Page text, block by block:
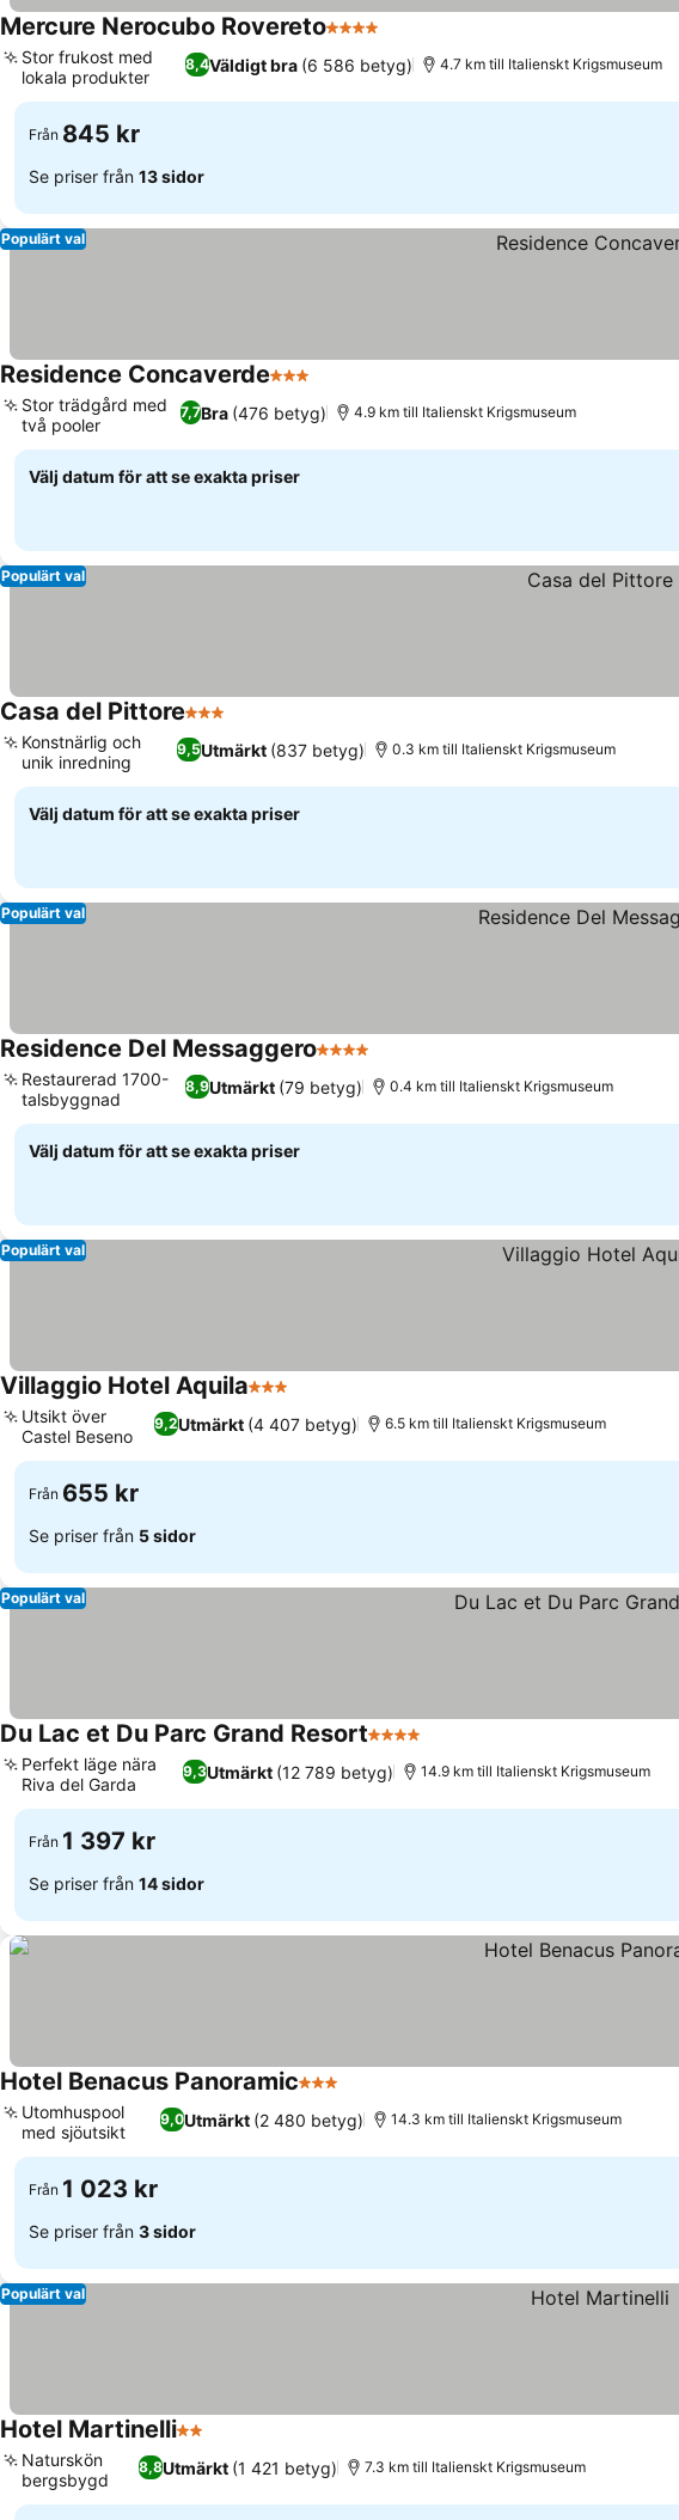
Mercure Nerocubo Rovereto4 Stjärnor
8,4Väldigt bra (6 586 betyg)
Stor frukost med
lokala produkter
4.7 km till Italienskt Krigsmuseum
Från 845 kr
Se priser från 13 sidor
Populärt val
Residence Concaverde3 Stjärnor
7,7Bra (476 betyg)
Stor trädgård med
två pooler
4.9 km till Italienskt Krigsmuseum
Välj datum för att se exakta priser
Populärt val
Casa del Pittore3 Stjärnor
9,5Utmärkt (837 betyg)
Konstnärlig och
unik inredning
0.3 km till Italienskt Krigsmuseum
Välj datum för att se exakta priser
Populärt val
Residence Del Messaggero4 Stjärnor
8,9Utmärkt (79 betyg)
Restaurerad 1700-
talsbyggnad
0.4 km till Italienskt Krigsmuseum
Välj datum för att se exakta priser
Populärt val
Villaggio Hotel Aquila3 Stjärnor
9,2Utmärkt (4 407 betyg)
Utsikt över
Castel Beseno
6.5 km till Italienskt Krigsmuseum
Från 655 kr
Se priser från 5 sidor
Populärt val
Du Lac et Du Parc Grand Resort4 Stjärnor
9,3Utmärkt (12 789 betyg)
Perfekt läge nära
Riva del Garda
14.9 km till Italienskt Krigsmuseum
Från 1 397 kr
Se priser från 14 sidor
Hotel Benacus Panoramic3 Stjärnor
9,0Utmärkt (2 480 betyg)
Utomhuspool
med sjöutsikt
14.3 km till Italienskt Krigsmuseum
Från 1 023 kr
Se priser från 3 sidor
Populärt val
Hotel Martinelli2 Stjärnor
8,8Utmärkt (1 421 betyg)
Naturskön
bergsbygd
7.3 km till Italienskt Krigsmuseum